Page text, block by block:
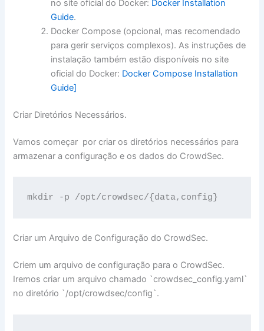
no site oficial do Docker: Docker Installation
Guide.
Docker Compose (opcional, mas recomendado
para gerir serviços complexos). As instruções de
instalação também estão disponíveis no site
oficial do Docker: Docker Compose Installation
Guide]
Criar Diretórios Necessários.
Vamos começar por criar os diretórios necessários para
armazenar a configuração e os dados do CrowdSec.
mkdir -p /opt/crowdsec/{data,config}
Criar um Arquivo de Configuração do CrowdSec.
Criem um arquivo de configuração para o CrowdSec.
Iremos criar um arquivo chamado `crowdsec_config.yaml`
no diretório `/opt/crowdsec/config`.